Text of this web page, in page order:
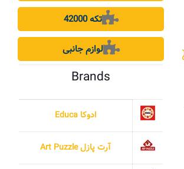
42000 تکه
لوازم جانبی
Brands
ادوکا Educa
آرت پازل Art Puzzle